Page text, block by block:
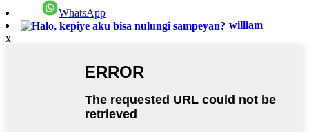
WhatsApp
william
x